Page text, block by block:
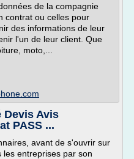
de la compagnie
contrat ou celles pour
des informations de leur
l'un de leur client. Que
moto,...
Devis Avis
PASS ...
avant de s'ouvrir sur
entreprises par son